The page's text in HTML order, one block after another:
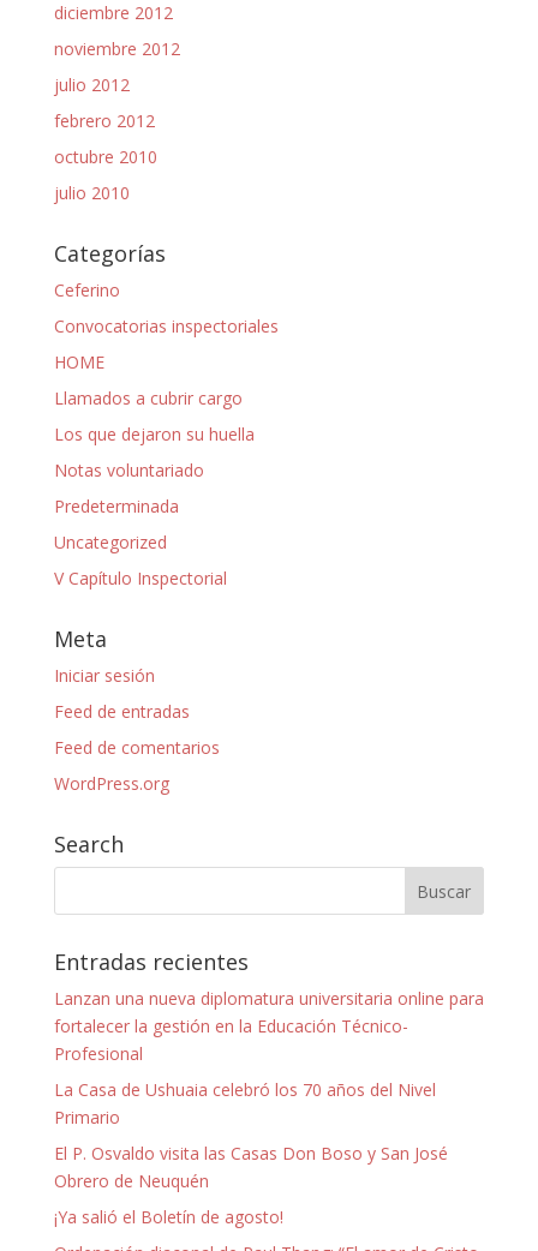
diciembre 2012
noviembre 2012
julio 2012
febrero 2012
octubre 2010
julio 2010
Categorías
Ceferino
Convocatorias inspectoriales
HOME
Llamados a cubrir cargo
Los que dejaron su huella
Notas voluntariado
Predeterminada
Uncategorized
V Capítulo Inspectorial
Meta
Iniciar sesión
Feed de entradas
Feed de comentarios
WordPress.org
Search
Entradas recientes
Lanzan una nueva diplomatura universitaria online para
fortalecer la gestión en la Educación Técnico-
Profesional
La Casa de Ushuaia celebró los 70 años del Nivel
Primario
El P. Osvaldo visita las Casas Don Boso y San José
Obrero de Neuquén
¡Ya salió el Boletín de agosto!